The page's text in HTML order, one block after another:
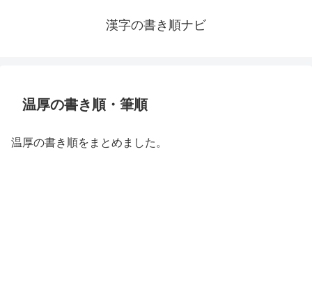
漢字の書き順ナビ
温厚の書き順・筆順
温厚の書き順をまとめました。